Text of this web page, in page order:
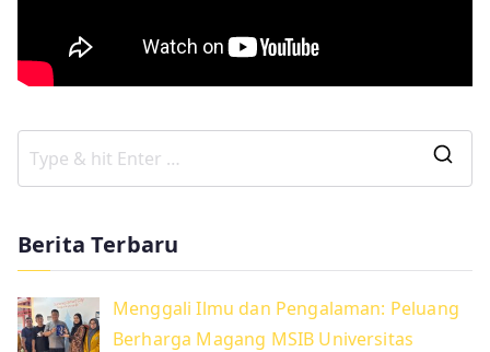
Berita Terbaru
Menggali Ilmu dan Pengalaman: Peluang
Berharga Magang MSIB Universitas